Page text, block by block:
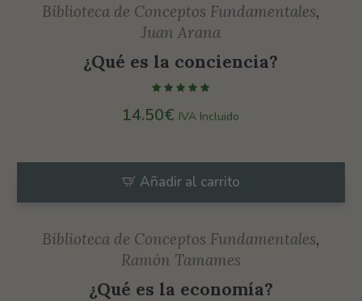
Biblioteca de Conceptos Fundamentales,
Juan Arana
¿Qué es la conciencia?
14.50€ IVA Incluido
Añadir al carrito
Biblioteca de Conceptos Fundamentales,
Ramón Tamames
¿Qué es la economía?
de la web, en
base a cómo
se usa la web.
Experiencia
funcione lo
mejor posible
visita. Si
rechaza estas
cookies,